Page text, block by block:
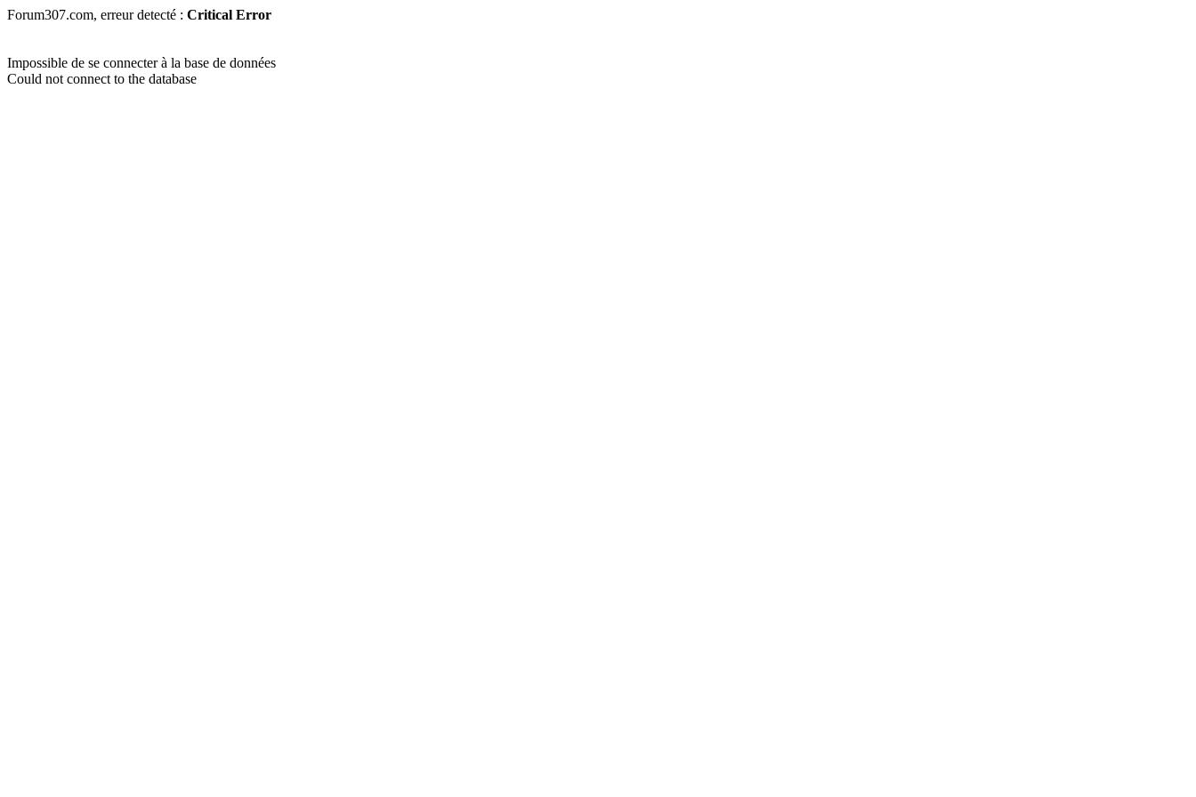
Forum307.com, erreur detecté : Critical Error
Impossible de se connecter à la base de données
Could not connect to the database